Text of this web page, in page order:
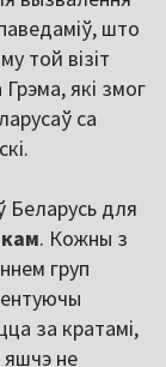
што
той візіт
які змог
са
Беларусь для
. Кожны з
груп
за кратамі,
яшчэ не